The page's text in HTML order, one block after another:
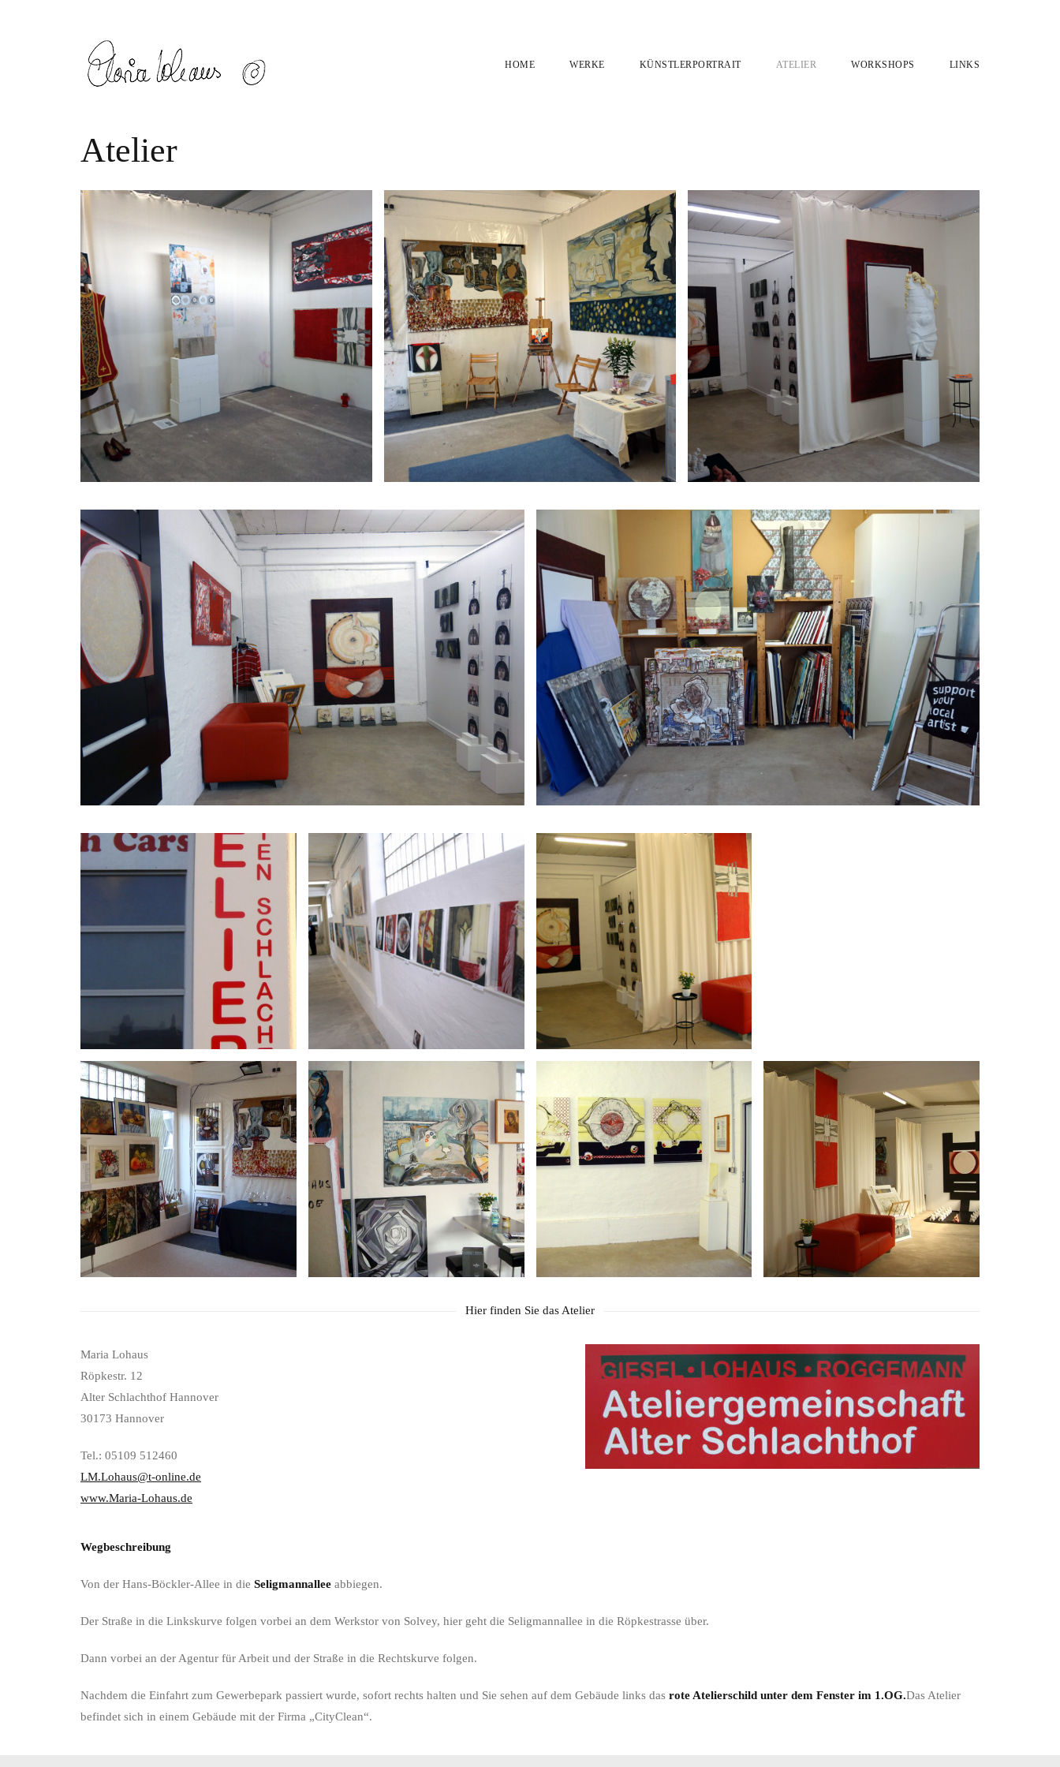
HOME WERKE KÜNSTLERPORTRAIT ATELIER WORKSHOPS LINKS
Atelier
Hier finden Sie das Atelier
Maria Lohaus
Röpkestr. 12
Alter Schlachthof Hannover
30173 Hannover
Tel.: 05109 512460
LM.Lohaus@t-online.de
www.Maria-Lohaus.de
Wegbeschreibung
Von der Hans-Böckler-Allee in die Seligmannallee abbiegen.
Der Straße in die Linkskurve folgen vorbei an dem Werkstor von Solvey, hier geht die Seligmannallee in die Röpkestrasse über.
Dann vorbei an der Agentur für Arbeit und der Straße in die Rechtskurve folgen.
Nachdem die Einfahrt zum Gewerbepark passiert wurde, sofort rechts halten und Sie sehen auf dem Gebäude links das rote Atelierschild unter dem Fenster im 1.OG.Das Atelier
befindet sich in einem Gebäude mit der Firma „CityClean“.